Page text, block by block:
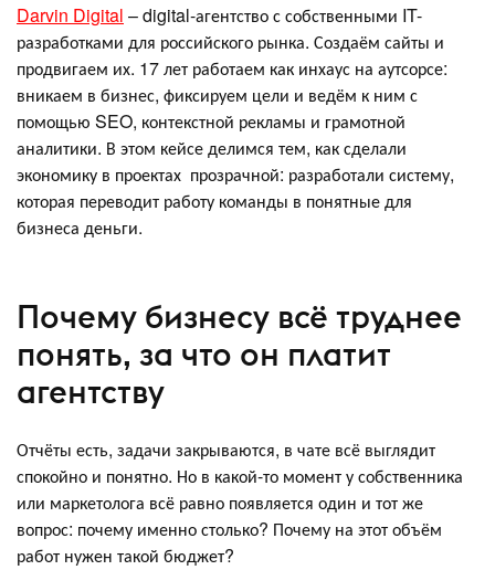
Darvin Digital – digital-агентство с собственными IT-
разработками для российского рынка. Создаём сайты и
продвигаем их. 17 лет работаем как инхаус на аутсорсе:
вникаем в бизнес, фиксируем цели и ведём к ним с
помощью SEO, контекстной рекламы и грамотной
аналитики. В этом кейсе делимся тем, как сделали
экономику в проектах прозрачной: разработали систему,
которая переводит работу команды в понятные для
бизнеса деньги.
Почему бизнесу всё труднее
понять, за что он платит
агентству
Отчёты есть, задачи закрываются, в чате всё выглядит
спокойно и понятно. Но в какой-то момент у собственника
или маркетолога всё равно появляется один и тот же
вопрос: почему именно столько? Почему на этот объём
работ нужен такой бюджет?